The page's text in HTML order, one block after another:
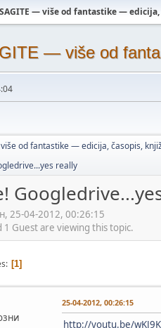
— više od fantastike —
— više od
od fantastike — edicija, časopis,
really
25-04-2012, 00:26:15
1 Guest are viewing this topic.
1
25-04-2012, 00:26:15
http://youtu.be/